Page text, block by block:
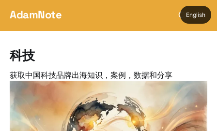
AdamNote
科技
获取中国科技品牌出海知识，案例，数据和分享
English